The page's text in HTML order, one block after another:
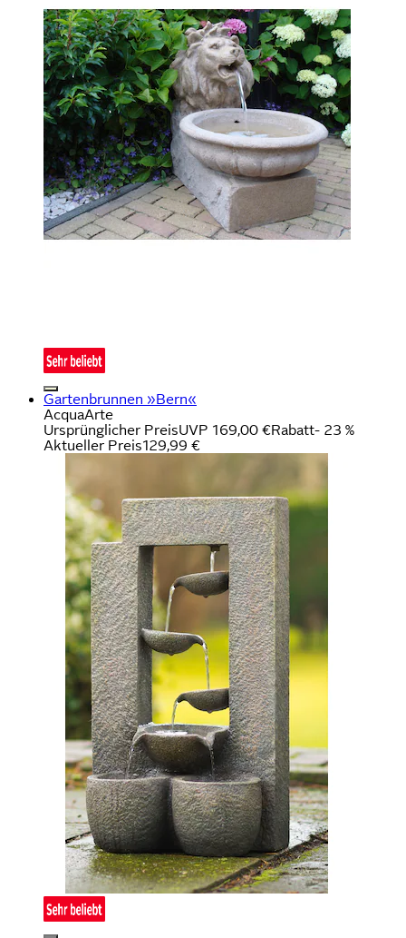
Gartenbrunnen »Bern«
AcquaArte
Ursprünglicher PreisUVP 169,00 €Rabatt- 23 %
Aktueller Preis129,99 €